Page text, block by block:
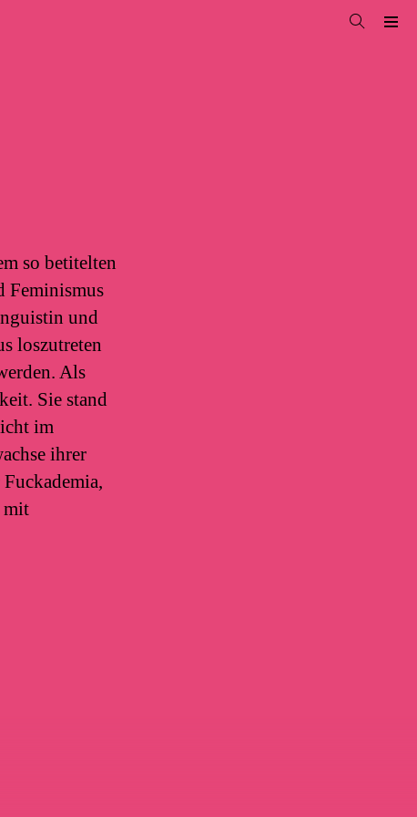
so betitelten
Feminismus
und
loszutreten
Als
Sie stand
im
ihrer
mit